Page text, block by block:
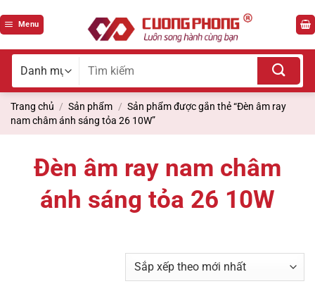
qua
Menu
Tìm
Trang chủ / Sản phẩm / Sản phẩm được gắn thẻ “Đèn âm ray
nam châm ánh sáng tỏa 26 10W”
Đèn âm ray nam châm
ánh sáng tỏa 26 10W